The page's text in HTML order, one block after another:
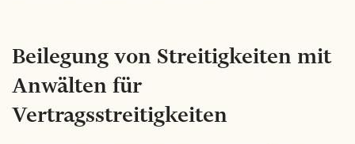
Beilegung von Streitigkeiten mit
Anwälten für
Vertragsstreitigkeiten